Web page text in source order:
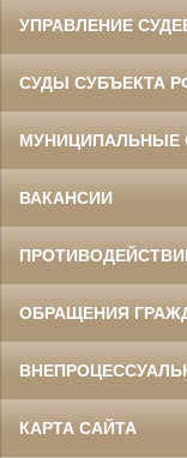
УПРАВЛЕНИЕ
СУДЫ СУБЪЕКТА
МУНИЦИПАЛЬНЫЕ
ВАКАНСИИ
ОБРАЩЕНИЯ
КАРТА САЙТА